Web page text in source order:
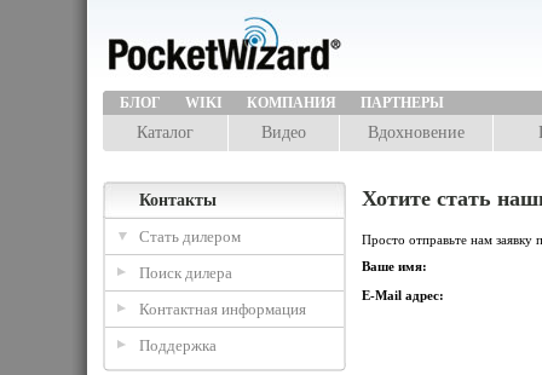
БЛОГ WIKI КОМПАНИЯ ПАРТНЕРЫ
Каталог Видео Вдохновение
Контакты
Стать дилером
Поиск дилера
Контактная информация
Поддержка
Хотите стать
Просто отправьте нам
Ваше имя:
E-Mail адрес: